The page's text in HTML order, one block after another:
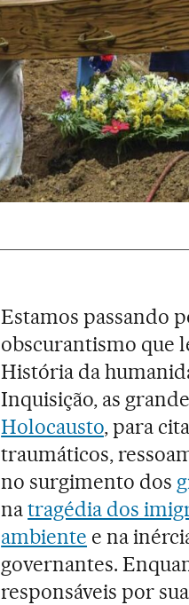
Estamos passando
obscurantismo que
História da
Inquisição, as
Holocausto, para
traumáticos,
no surgimento dos
natragédia dos
ambiente e na
governantes.
responsáveis por